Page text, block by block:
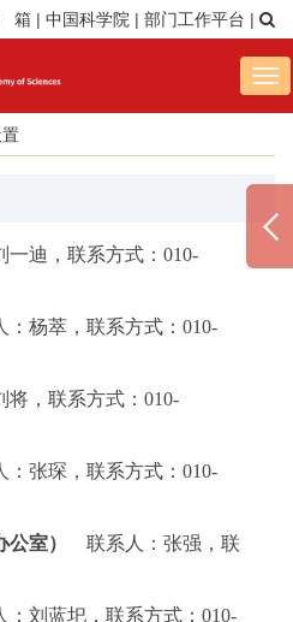
箱 | 中国科学院 | 部门工作平台 |
迪，联系方式：010-
杨萃，联系方式：010-
，联系方式：010-
张琛，联系方式：010-
室）
联系人：张强，联
刘蓝圯，联系方式：010-